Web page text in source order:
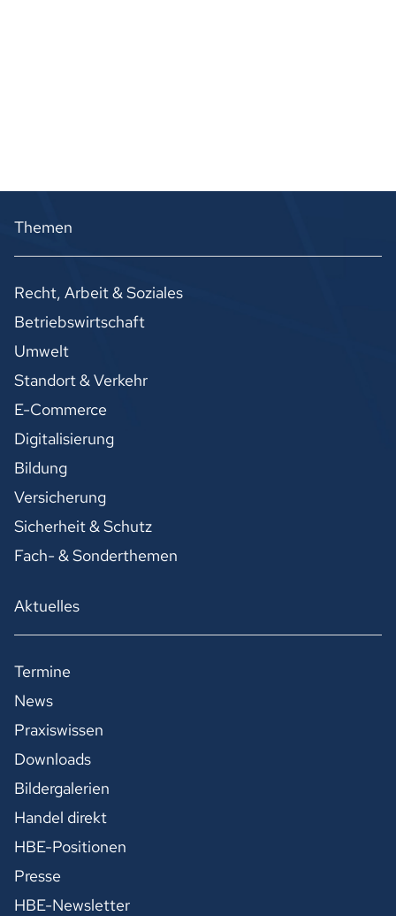
Themen
Recht, Arbeit & Soziales
Betriebswirtschaft
Umwelt
Standort & Verkehr
E-Commerce
Digitalisierung
Bildung
Versicherung
Sicherheit & Schutz
Fach- & Sonderthemen
Aktuelles
Termine
News
Praxiswissen
Downloads
Bildergalerien
Handel direkt
HBE-Positionen
Presse
HBE-Newsletter